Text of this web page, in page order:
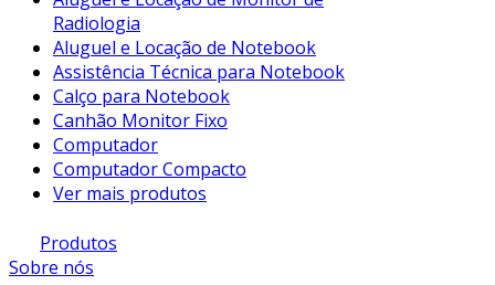
Radiologia
Aluguel e Locação de Notebook
Assistência Técnica para Notebook
Calço para Notebook
Canhão Monitor Fixo
Computador
Computador Compacto
Ver mais produtos
Produtos
Sobre nós